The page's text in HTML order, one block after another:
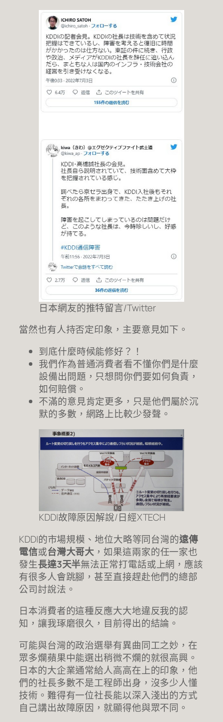
日本網友的推特留言/Twitter
當然也有人持否定印象，主要意見如下。
到底什麼時候能修好？！
我們作為普通消費者看不懂你們是什麼
設備出問題，只想問你們要如何負責，
如何賠償。
不滿的意見肯定更多，只是他們屬於沉
默的多數，網路上比較少發聲。
KDDI故障原因解說/日經XTECH
KDDI的市場規模、地位大略等同台灣的遠傳
電信或台灣大哥大 ，如果這兩家的任一家也
發生長達3天半無法正常打電話或上網，應該
有很多人會跳腳，甚至直接趕赴他們的總部
公司討說法。
日本消費者的這種反應大大地違反我的認
知，讓我琢磨很久，目前得出的結論。
可能與台灣的政治選舉有異曲同工之妙，在
眾多爛蘋果中能選出稍微不爛的就很高興。
日本的大企業通常給人高高在上的印象，他
們的社長多數不是工程師出身，沒多少人懂
技術。難得有一位社長能以深入淺出的方式
自己講出故障原因，就顯得他與眾不同。